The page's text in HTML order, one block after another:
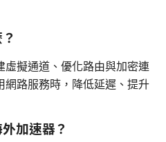
虛擬通道、優化路由與加密連
網路服務時，降低延遲、提升
加速器？